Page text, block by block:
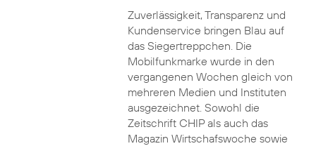
Zuverlässigkeit, Transparenz und
Kundenservice bringen Blau auf
das Siegertreppchen. Die
Mobilfunkmarke wurde in den
vergangenen Wochen gleich von
mehreren Medien und Instituten
ausgezeichnet. Sowohl die
Zeitschrift CHIP als auch das
Magazin Wirtschafswoche sowie